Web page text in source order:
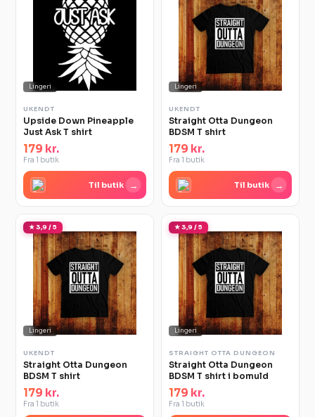
Lingeri
UKENDT
Upside Down Pineapple
Just Ask T shirt
179 kr.
Fra 1 butik
Til butik →
Lingeri
UKENDT
Straight Otta Dungeon
BDSM T shirt
179 kr.
Fra 1 butik
Til butik →
★ 3,9 / 5
Lingeri
UKENDT
Straight Otta Dungeon
BDSM T shirt
179 kr.
Fra 1 butik
★ 3,9 / 5
Lingeri
STRAIGHT OTTA DUNGEON
Straight Otta Dungeon
BDSM T shirt i bomuld
179 kr.
Fra 1 butik